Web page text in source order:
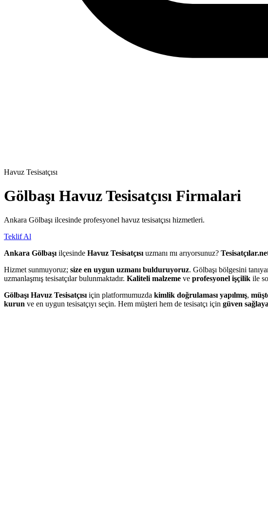
Havuz Tesisatçısı
Gölbaşı Havuz Tesisatçısı Firmalari
Ankara Gölbaşı ilcesinde profesyonel havuz tesisatçısı hizmetleri.
Teklif Al
Ankara Gölbaşı ilçesinde Havuz Tesisatçısı uzmanı mı arıyorsunuz?
Hizmet sunmuyoruz; size en uygun uzmanı bulduruyoruz. Gölbaşı bölgesini
uzmanlaşmış tesisatçılar bulunmaktadır. Kaliteli malzeme ve profesyonel işçilik ile
Gölbaşı Havuz Tesisatçısı için platformumuzda kimlik doğrulaması yapılmış,
kurun ve en uygun tesisatçıyı seçin. Hem müşteri hem de tesisatçı için güven